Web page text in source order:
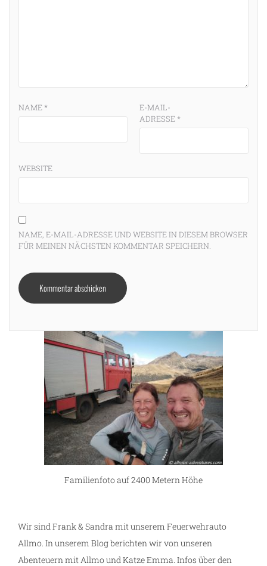
NAME*
E-MAIL-
ADRESSE*
WEBSITE
NAME, E-MAIL-ADRESSE UND WEBSITE IN DIESEM BROWSER
FÜR MEINEN NÄCHSTEN KOMMENTAR SPEICHERN.
Familienfoto auf 2400 Metern Höhe
Wir sind Frank & Sandra mit unserem Feuerwehrauto
Allmo. In unserem Blog berichten wir von unseren
Abenteuern mit Allmo und Katze Emma. Infos über den